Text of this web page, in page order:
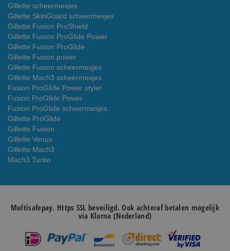
Gillette scheermesjes
Gillette SkinGuard scheermesjes
Gillette Fusion ProShield
Gillette Fusion ProGlide Power
Gillette Fusion ProGlide
Gillette Fusion power
Gillette Fusion scheermesjes
Gillette Mach3 scheermesjes
Fusion ProGlide Power styler
Fusion ProGlide Power
Fusion ProGlide scheermesjes
Gillette ProGlide
Gillette Fusion
Gillette Venus
Gillette Mach3
Mach3 Turbo
Multisafepay. Https SSL beveiligd. Ook achteraf betalen mogelijk
via Klarna (Nederland)